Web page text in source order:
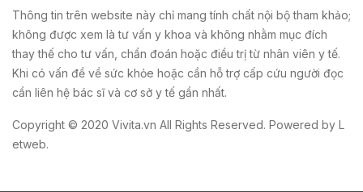
Thông tin trên website này chỉ mang tính chất nội bộ tham khảo;
không được xem là tư vấn y khoa và không nhằm mục đích
thay thế cho tư vấn, chẩn đoán hoặc điều trị từ nhân viên y tế.
Khi có vấn đề về sức khỏe hoặc cần hỗ trợ cấp cứu người đọc
cần liên hệ bác sĩ và cơ sở y tế gần nhất.
Copyright © 2020 Vivita.vn All Rights Reserved. Powered by L
etweb.